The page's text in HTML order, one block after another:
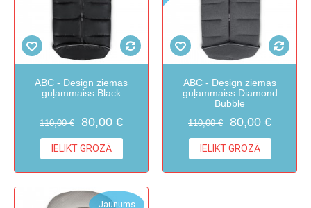
ABC - Design ziemas
guļammaiss Black
110,00 € 80,00 €
IELIKT GROZĀ
ABC - Design ziemas
guļammaiss Diamond
Bubble
110,00 € 80,00 €
IELIKT GROZĀ
Jaunums